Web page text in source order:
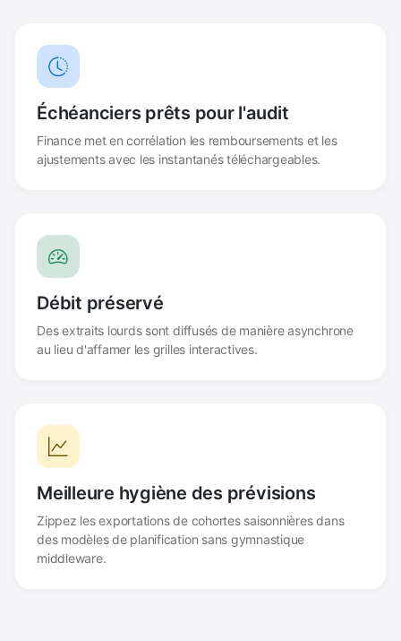
Échéanciers prêts pour l'audit
Finance met en corrélation les remboursements et les
ajustements avec les instantanés téléchargeables.
Débit préservé
Des extraits lourds sont diffusés de manière asynchrone
au lieu d'affamer les grilles interactives.
Meilleure hygiène des prévisions
Zippez les exportations de cohortes saisonnières dans
des modèles de planification sans gymnastique
middleware.